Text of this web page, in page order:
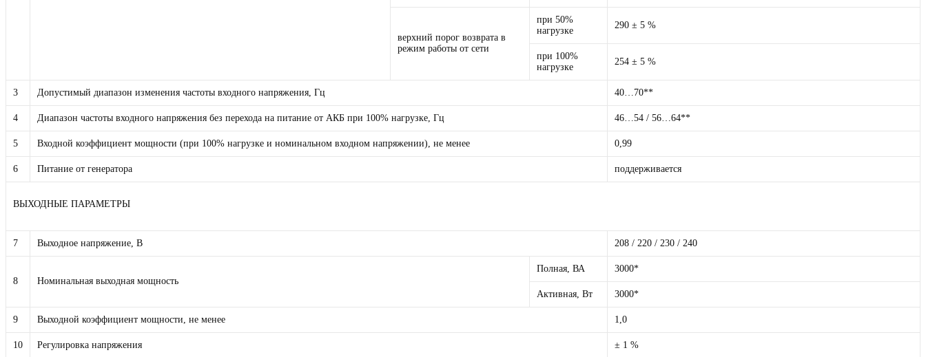
верхний порог возврата в
режим работы от сети
при 50%
нагрузке
290 ± 5 %
при 100%
нагрузке
254 ± 5 %
3 Допустимый диапазон изменения частоты входного напряжения, Гц 40…70**
4 Диапазон частоты входного напряжения без перехода на питание от АКБ при 100% нагрузке, Гц 46…54 / 56…64**
5 Входной коэффициент мощности (при 100% нагрузке и номинальном входном напряжении), не менее 0,99
6 Питание от генератора поддерживается
ВЫХОДНЫЕ ПАРАМЕТРЫ
7 Выходное напряжение, В 208 / 220 / 230 / 240
8 Номинальная выходная мощность
Полная, ВА 3000*
Активная, Вт 3000*
9 Выходной коэффициент мощности, не менее 1,0
10 Регулировка напряжения ± 1 %